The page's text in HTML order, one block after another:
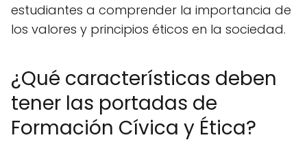
estudiantes a comprender la importancia de
los valores y principios éticos en la sociedad.
¿Qué características deben
tener las portadas de
Formación Cívica y Ética?